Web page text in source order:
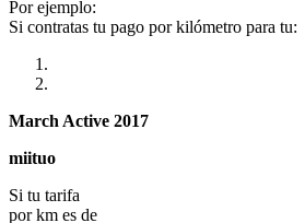
Por ejemplo:
Si contratas tu pago por kilómetro para tu:
March Active 2017
miituo
Si tu tarifa
por km es de